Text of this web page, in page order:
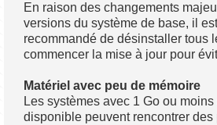
En raison des changements
versions du système de base, il
recommandé de désinstaller tous
commencer la mise à jour pour
Matériel avec peu de mémoire
Les systèmes avec 1 Go ou
disponible peuvent rencontrer